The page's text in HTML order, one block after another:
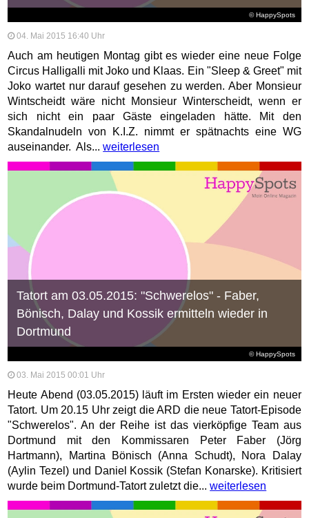
© HappySpots
04. Mai 2015 16:40 Uhr
Auch am heutigen Montag gibt es wieder eine neue Folge
Circus Halligalli mit Joko und Klaas. Ein "Sleep & Greet" mit
Joko wartet nur darauf gesehen zu werden. Aber Monsieur
Wintscheidt wäre nicht Monsieur Winterscheidt, wenn er
sich nicht ein paar Gäste eingeladen hätte. Mit den
Skandalnudeln von K.I.Z. nimmt er spätnachts eine WG
auseinander. Als...weiterlesen
© HappySpots
Tatort am 03.05.2015: "Schwerelos" - Faber,
Bönisch, Dalay und Kossik ermitteln wieder in
Dortmund
03. Mai 2015 00:01 Uhr
Heute Abend (03.05.2015) läuft im Ersten wieder ein neuer
Tatort. Um 20.15 Uhr zeigt die ARD die neue Tatort-Episode
"Schwerelos". An der Reihe ist das vierköpfige Team aus
Dortmund mit den Kommissaren Peter Faber (Jörg
Hartmann), Martina Bönisch (Anna Schudt), Nora Dalay
(Aylin Tezel) und Daniel Kossik (Stefan Konarske). Kritisiert
wurde beim Dortmund-Tatort zuletzt die...weiterlesen